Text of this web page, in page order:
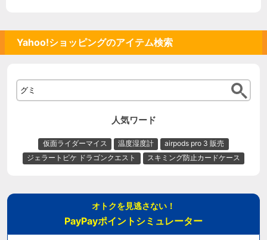
Yahoo!ショッピングのアイテム検索
人気ワード
仮面ライダーマイス 温度湿度計
airpods pro 3 販売
ジェラートピケ ドラゴンクエスト
スキミング防止カードケース
オトクを見逃さない！
PayPayポイントシミュレーター